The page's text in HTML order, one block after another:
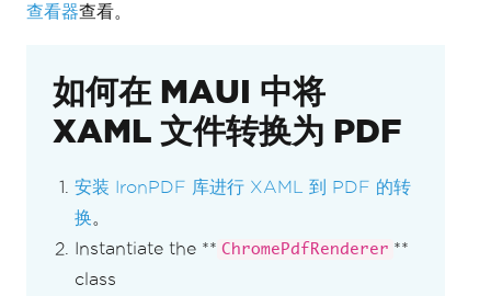
查看器查看。
如何在 MAUI 中将
XAML 文件转换为 PDF
安装 IronPDF 库进行 XAML 到 PDF 的转
换。
Instantiate the ** ChromePdfRenderer **
class